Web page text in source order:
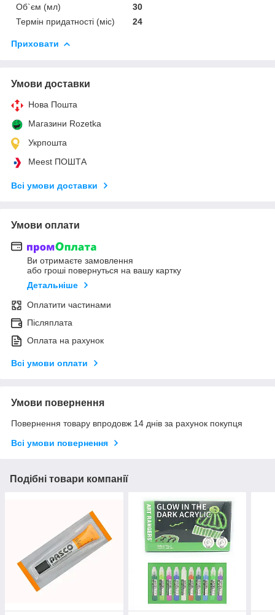
Об`єм (мл)
30
Термін придатності (міс)
24
Приховати
Умови доставки
Нова Пошта
Магазини Rozetka
Укрпошта
Meest ПОШТА
Всі умови доставки
Умови оплати
Ви отримаєте замовлення
або гроші повернуться на вашу картку
Детальніше
Оплатити частинами
Післяплата
Оплата на рахунок
Всі умови оплати
Умови повернення
Повернення товару впродовж 14 днів за рахунок покупця
Всі умови повернення
Подібні товари компанії